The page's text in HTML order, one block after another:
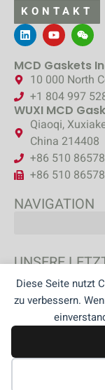
Diese Seite nutzt
zu verbessern.
COOKIE-
KONTAKT
MCD Gaskets
10 000 North
+1 804 997
WUXI MCD
Qiaoqi,
China 214408
+86 510
+86 510
NAVIGATION
UNSERE
© Group MCD –